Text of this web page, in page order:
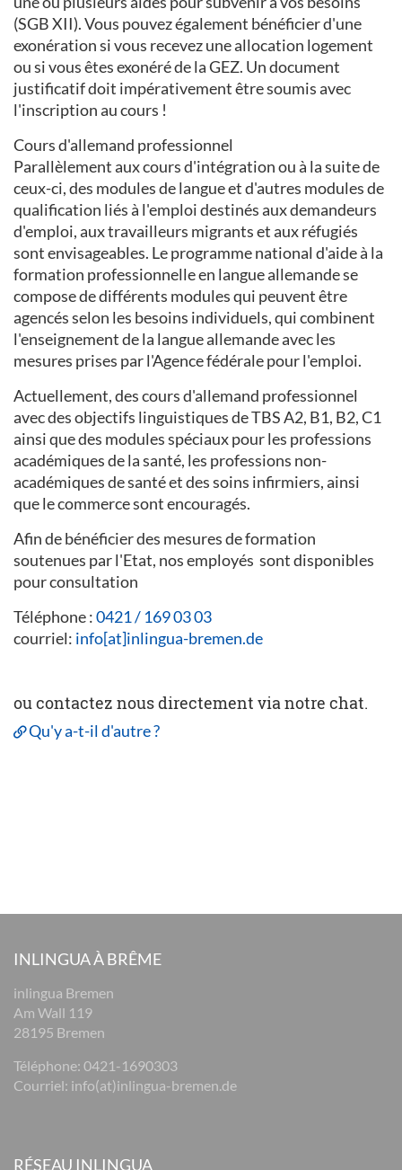
(SGB XII). Vous pouvez également bénéficier d'une
exonération si vous recevez une allocation logement
ou si vous êtes exonéré de la GEZ. Un document
justificatif doit impérativement être soumis avec
l'inscription au cours !
Cours d'allemand professionnel
Parallèlement aux cours d'intégration ou à la suite de
ceux-ci, des modules de langue et d'autres modules de
qualification liés à l'emploi destinés aux demandeurs
d'emploi, aux travailleurs migrants et aux réfugiés
sont envisageables. Le programme national d'aide à la
formation professionnelle en langue allemande se
compose de différents modules qui peuvent être
agencés selon les besoins individuels, qui combinent
l'enseignement de la langue allemande avec les
mesures prises par l'Agence fédérale pour l'emploi.
Actuellement, des cours d'allemand professionnel
avec des objectifs linguistiques de TBS A2, B1, B2, C1
ainsi que des modules spéciaux pour les professions
académiques de la santé, les professions non-
académiques de santé et des soins infirmiers, ainsi
que le commerce sont encouragés.
Afin de bénéficier des mesures de formation
soutenues par l'Etat, nos employés sont disponibles
pour consultation
Téléphone :0421 / 169 03 03
courriel: info[at]inlingua-bremen.de
ou contactez nous directement via notre chat.
Qu'y a-t-il d'autre ?
INLINGUA À BRÊME
inlingua Bremen
Am Wall 119
28195 Bremen
Téléphone: 0421-1690303
Courriel: info(at)inlingua-bremen.de
RÉSEAU INLINGUA